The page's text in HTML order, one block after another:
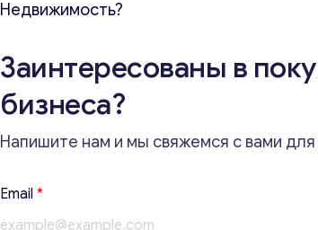
Недвижимость?
Заинтересованы в
бизнеса?
Напишите нам и мы свяжемся с вами
Email *